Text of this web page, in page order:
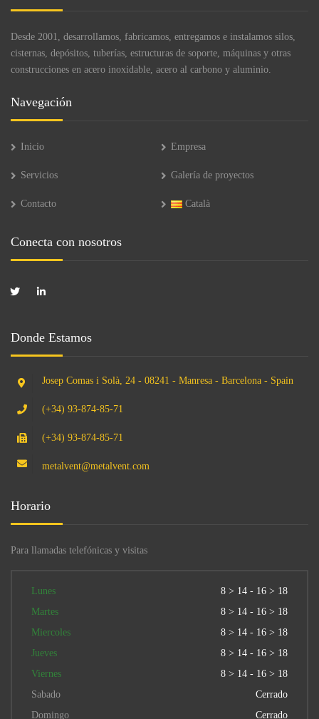
Desde 2001, desarrollamos, fabricamos, entregamos e instalamos silos,
cisternas, depósitos, tuberías, estructuras de soporte, máquinas y otras
construcciones en acero inoxidable, acero al carbono y aluminio.
Navegación
Inicio Empresa
Servicios Galería de proyectos
Contacto Català
Conecta con nosotros
Donde Estamos
Josep Comas i Solà, 24 - 08241 - Manresa - Barcelona - Spain
(+34) 93-874-85-71
(+34) 93-874-85-71
metalvent@metalvent.com
Horario
Para llamadas telefónicas y visitas
Lunes
8 > 14 - 16 > 18
Martes
8 > 14 - 16 > 18
Miercoles
8 > 14 - 16 > 18
Jueves
8 > 14 - 16 > 18
Viernes
8 > 14 - 16 > 18
Sabado
Cerrado
Domingo
Cerrado